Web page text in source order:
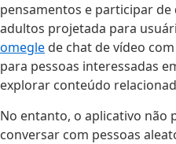
pensamentos e participar de
adultos projetada para
omegle de chat de vídeo
para pessoas interessadas
explorar conteúdo
No entanto, o aplicativo não
conversar com pessoas